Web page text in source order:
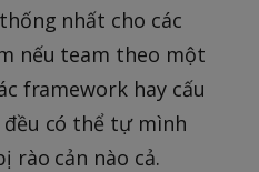
nhất cho các
nếu team theo một
framework hay cấu
có thể tự mình
rào cản nào cả.